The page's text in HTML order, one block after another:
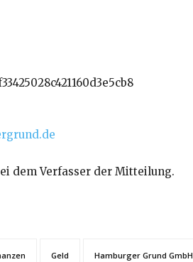
dem Verfasser der Mitteilung.
Geld Hamburger Grund GmbH